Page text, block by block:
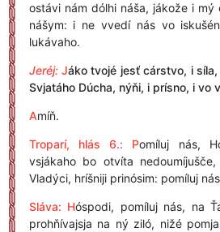
ostávi nám dólhi náša, jákože i mý
nášym: i ne vvedí nás vo
lukávaho.
Jeréj: Jáko tvojé jesť cárstvo, i
Svjatáho Dúcha, nýňi, i prísno, i vo
Amíň.
Troparí, hlás 6.: Pomíluj nás,
vsjákaho bo otvíta
Vladýci, hríšniji prinósim: pomíluj
Sláva: Hóspodi, pomíluj nás, na
prohňívajsja na ný ziló, nižé